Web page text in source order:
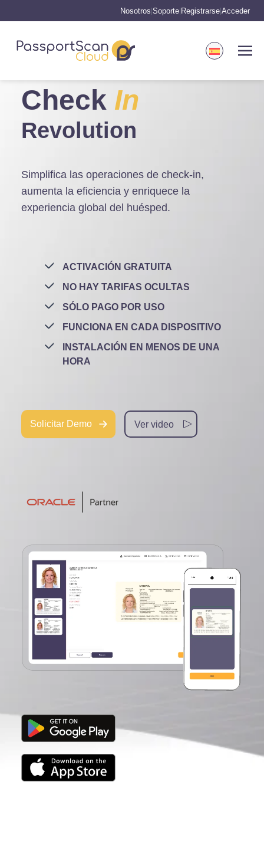
Nosotros Soporte Registrarse Acceder
Check In
Revolution
Simplifica las operaciones de check-in,
aumenta la eficiencia y enriquece la
experiencia global del huésped.
ACTIVACIÓN GRATUITA
NO HAY TARIFAS OCULTAS
SÓLO PAGO POR USO
FUNCIONA EN CADA DISPOSITIVO
INSTALACIÓN EN MENOS DE UNA
HORA
Solicitar Demo Ver video